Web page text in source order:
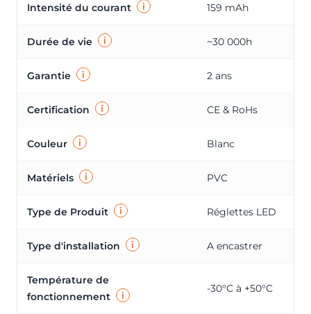
Intensité du courant i 159 mAh
Durée de vie i ~30 000h
Garantie i 2 ans
Certification i CE & RoHs
Couleur i Blanc
Matériels i PVC
Type de Produit i Réglettes LED
Type d'installation i A encastrer
Température de
fonctionnement
i
-30°C à +50°C